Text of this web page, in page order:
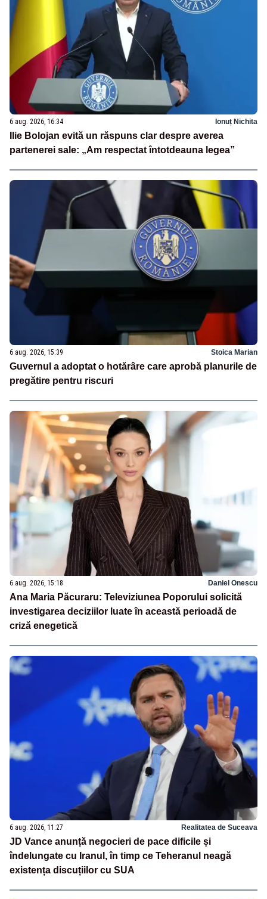
6 aug. 2026, 16:34 Ionuț Nichita
Ilie Bolojan evită un răspuns clar despre averea
partenerei sale: „Am respectat întotdeauna legea”
6 aug. 2026, 15:39 Stoica Marian
Guvernul a adoptat o hotărâre care aprobă planurile de
pregătire pentru riscuri
6 aug. 2026, 15:18 Daniel Onescu
Ana Maria Păcuraru: Televiziunea Poporului solicită
investigarea deciziilor luate în această perioadă de
criză enegetică
6 aug. 2026, 11:27 Realitatea de Suceava
JD Vance anunță negocieri de pace dificile și
îndelungate cu Iranul, în timp ce Teheranul neagă
existența discuțiilor cu SUA